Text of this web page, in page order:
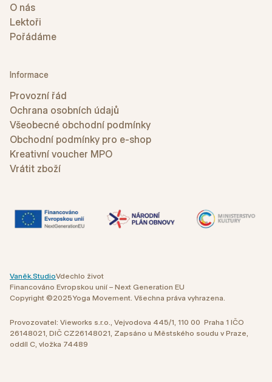
O nás
Lektoři
Pořádáme
Informace
Provozní řád
Ochrana osobních údajů
Všeobecné obchodní podmínky
Obchodní podmínky pro e-shop
Kreativní voucher MPO
Vrátit zboží
Financováno Evropskou unií – Next Generation EU
Copyright ©2025Yoga Movement. Všechna práva vyhrazena.
Vdechlo život
Vaněk.Studio
Provozovatel: Vieworks s.r.o., Vejvodova 445/1, 110 00 Praha 1 IČO
26148021, DIČ CZ26148021, Zapsáno u Městského soudu v Praze,
oddíl C, vložka 74489